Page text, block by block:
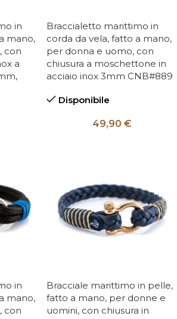
in
mano,
con
a
Braccialetto marittimo in
corda da vela, fatto a mano,
per donna e uomo, con
chiusura a moschettone in
acciaio inox 3mm CNB#889
Disponibile
49,90 €
in
mano,
con
Bracciale marittimo in pelle,
fatto a mano, per donne e
uomini, con chiusura in